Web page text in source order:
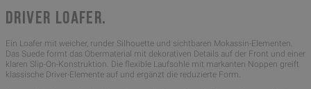
DRIVER LOAFER.
Ein Loafer mit weicher, runder Silhouette und sichtbaren Mokassin-Elementen.
Das Suede formt das Obermaterial mit dekorativen Details auf der Front und einer
klaren Slip-On-Konstruktion. Die flexible Laufsohle mit markanten Noppen greift
klassische Driver-Elemente auf und ergänzt die reduzierte Form.